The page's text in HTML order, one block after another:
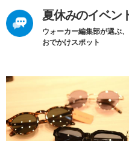
夏休みのイベン
ウォーカー編集部が選ぶ
おでかけスポット